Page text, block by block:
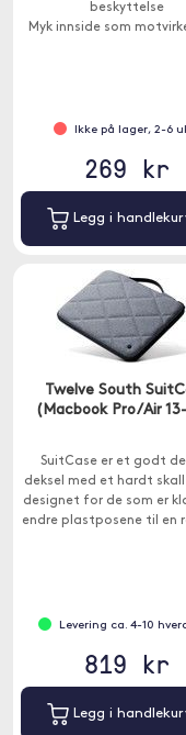
beskyttelse
Myk innside som
Ikke på lager, 2-6
269 kr
Legg i
Twelve South
(Macbook Pro/Air
SuitCase er et godt
deksel med et hardt skall
designet for de som er
endre plastposene til en
Levering ca. 4-10
819 kr
Legg i